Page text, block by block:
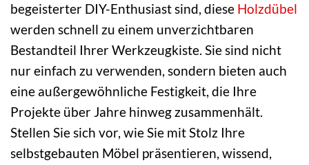
begeisterter DIY-Enthusiast sind, diese Holzdübel
werden schnell zu einem unverzichtbaren
Bestandteil Ihrer Werkzeugkiste. Sie sind nicht
nur einfach zu verwenden, sondern bieten auch
eine außergewöhnliche Festigkeit, die Ihre
Projekte über Jahre hinweg zusammenhält.
Stellen Sie sich vor, wie Sie mit Stolz Ihre
selbstgebauten Möbel präsentieren, wissend,